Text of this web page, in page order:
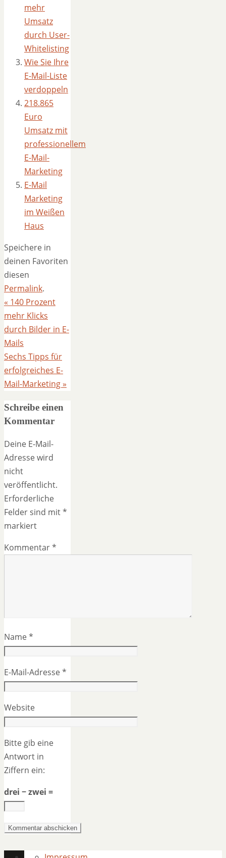
mehr
Umsatz
durch User-
Whitelisting
Wie Sie Ihre
E-Mail-Liste
verdoppeln
218.865
Euro
Umsatz mit
professionellem
E-Mail-
Marketing
E-Mail
Marketing
im Weißen
Haus
Speichere in
deinen Favoriten
diesen
Permalink.
« 140 Prozent
mehr Klicks
durch Bilder in E-
Mails
Sechs Tipps für
erfolgreiches E-
Mail-Marketing»
Schreibe einen
Kommentar
Deine E-Mail-
Adresse wird
nicht
veröffentlicht.
Erforderliche
Felder sind mit*
markiert
Kommentar*
Name*
E-Mail-Adresse*
Website
Bitte gib eine
Antwort in
Ziffern ein:
drei − zwei =